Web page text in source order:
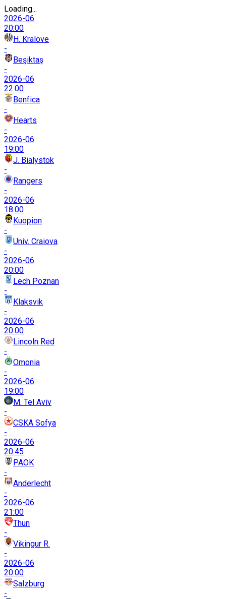
Loading...
2026-06
20:00
H. Kralove
-
Beşiktaş
-
2026-06
22:00
Benfica
-
Hearts
-
2026-06
19:00
J. Bialystok
-
Rangers
-
2026-06
18:00
Kuopion
-
Univ. Craiova
-
2026-06
20:00
Lech Poznan
-
Klaksvik
-
2026-06
20:00
Lincoln Red
-
Omonia
-
2026-06
19:00
M. Tel Aviv
-
CSKA Sofya
-
2026-06
20:45
PAOK
-
Anderlecht
-
2026-06
21:00
Thun
-
Vikingur R.
-
2026-06
20:00
Salzburg
-